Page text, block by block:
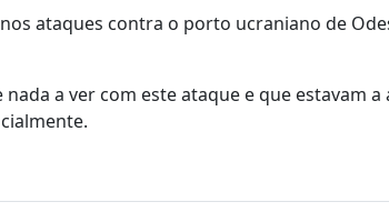
ataques contra o porto ucraniano de
a ver com este ataque e que estavam